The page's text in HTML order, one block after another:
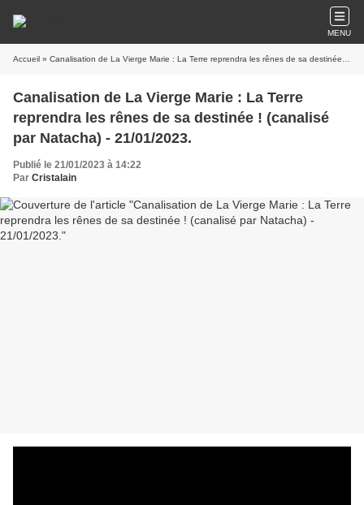
MENU
Accueil » Canalisation de La Vierge Marie : La Terre reprendra les rênes de sa destinée ! (canalisé par Natacha) - 21/01/2023.
Canalisation de La Vierge Marie : La Terre
reprendra les rênes de sa destinée ! (canalisé
par Natacha) - 21/01/2023.
Publié le 21/01/2023 à 14:22
Par Cristalain